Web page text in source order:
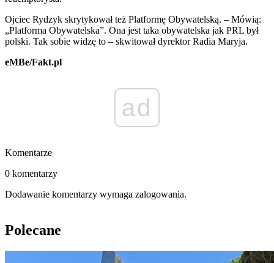
Ojciec Rydzyk skrytykował też Platformę Obywatelską. – Mówią:
„Platforma Obywatelska”. Ona jest taka obywatelska jak PRL był
polski. Tak sobie widzę to – skwitował dyrektorRadia Maryja.
eMBe/Fakt.pl
ad
Komentarze
0 komentarzy
Dodawanie komentarzy wymaga zalogowania.
Polecane